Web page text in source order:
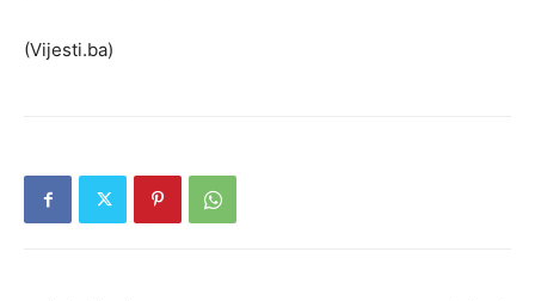
(Vijesti.ba)